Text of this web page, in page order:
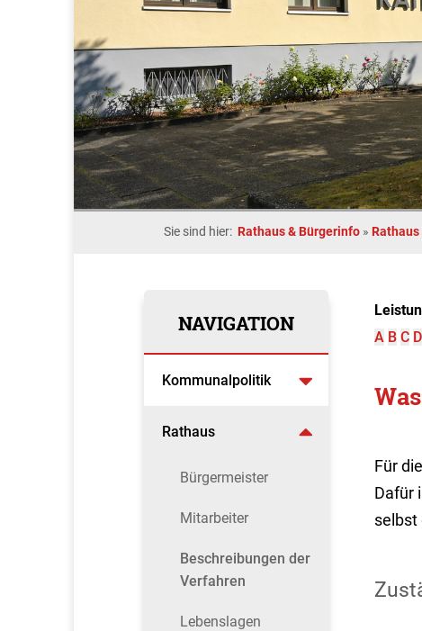
Sie sind hier: Rathaus & Bürgerinfo » Rathaus
NAVIGATION
Kommunalpolitik
Rathaus
Bürgermeister
Mitarbeiter
Beschreibungen der
Verfahren
Lebenslagen
A B C D
Für
Dafür
selbst